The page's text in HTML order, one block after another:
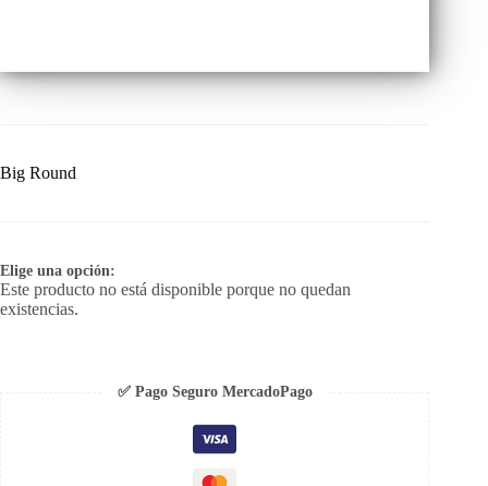
Big Round
Elige una opción:
Este producto no está disponible porque no quedan
existencias.
✅ Pago Seguro MercadoPago